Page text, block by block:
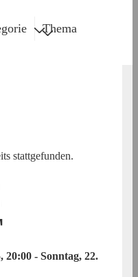
Thema
stattgefunden.
20:00 - Sonntag, 22.